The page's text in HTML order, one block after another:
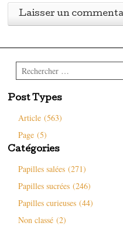
Rechercher
Post Types
Article (563)
Page (5)
Catégories
Papilles salées (271)
Papilles sucrées (246)
Papilles curieuses (44)
Non classé (2)